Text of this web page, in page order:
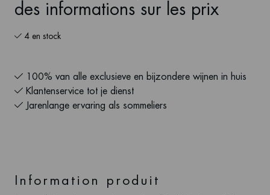
des informations sur les prix
4 en stock
100% van alle exclusieve en bijzondere wijnen in huis
Klantenservice tot je dienst
Jarenlange ervaring als sommeliers
Information produit